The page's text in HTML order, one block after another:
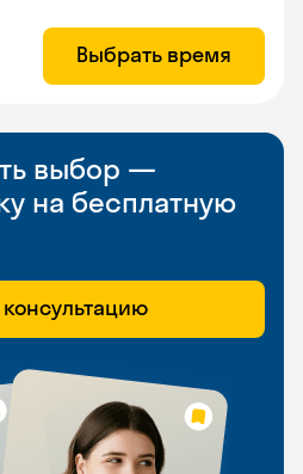
Выбрать время
выбор —
на бесплатную